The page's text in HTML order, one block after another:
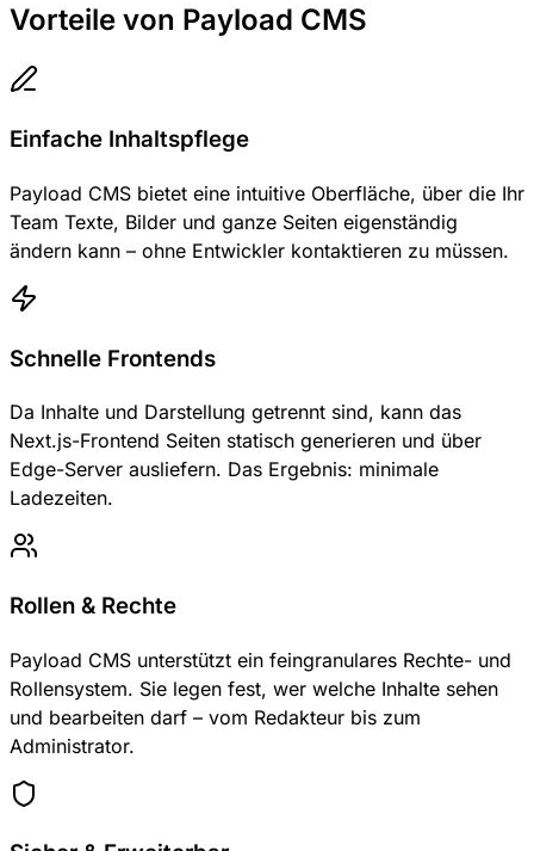
Vorteile von Payload CMS
Einfache Inhaltspflege
Payload CMS bietet eine intuitive Oberfläche, über die Ihr
Team Texte, Bilder und ganze Seiten eigenständig
ändern kann – ohne Entwickler kontaktieren zu müssen.
Schnelle Frontends
Da Inhalte und Darstellung getrennt sind, kann das
Next.js-Frontend Seiten statisch generieren und über
Edge-Server ausliefern. Das Ergebnis: minimale
Ladezeiten.
Rollen & Rechte
Payload CMS unterstützt ein feingranulares Rechte- und
Rollensystem. Sie legen fest, wer welche Inhalte sehen
und bearbeiten darf – vom Redakteur bis zum
Administrator.